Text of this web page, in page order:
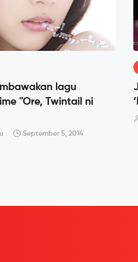
lagu
"Ore, Twintail ni
September 5, 2014